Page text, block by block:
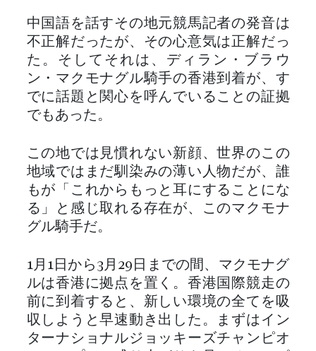
中国語を話すその地元競馬記者の発音は
不正解だったが、その心意気は正解だっ
た。そしてそれは、ディラン・ブラウ
ン・マクモナグル騎手の香港到着が、す
でに話題と関心を呼んでいることの証拠
でもあった。
この地では見慣れない新顔、世界のこの
地域ではまだ馴染みの薄い人物だが、誰
もが「これからもっと耳にすることにな
る」と感じ取れる存在が、このマクモナ
グル騎手だ。
1月1日から3月29日までの間、マクモナグ
ルは香港に拠点を置く。香港国際競走の
前に到着すると、新しい環境の全てを吸
収しようと早速動き出した。まずはイン
ターナショナルジョッキーズチャンピオ